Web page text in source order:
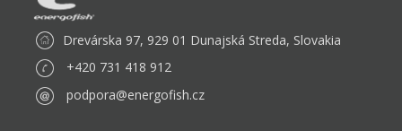
Drevárska 97, 929 01 Dunajská Streda, Slovakia
+420 731 418 912
podpora@energofish.cz